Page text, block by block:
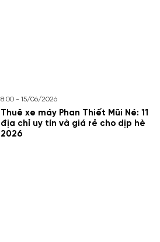
8:00 - 15/06/2026
Thuê xe máy Phan Thiết Mũi Né: 11
địa chỉ uy tín và giá rẻ cho dịp hè
2026